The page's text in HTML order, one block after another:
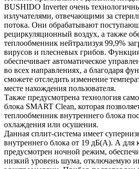
BUSHIDO Inverter очень
излучателями, отвечающими за
потока. Они обрабатывают
рециркуляционный воздух, а также
теплообменник нейтрализуя 99,9%
вирусов и плесневых грибов.
обеспечивает автоматическое
во всех направлениях, а благодаря
сможете отследить изменение
месте нахождения пользователя.
Также предусмотрена технология
блока SMART Clean, которая
теплообменник внутреннего блока
охлаждения или осушения.
Данная сплит-система имеет
внутреннего блока от 19 дБ(А). А для
предусмотрен ночной режим,
низкий уровень шума, отключаемую